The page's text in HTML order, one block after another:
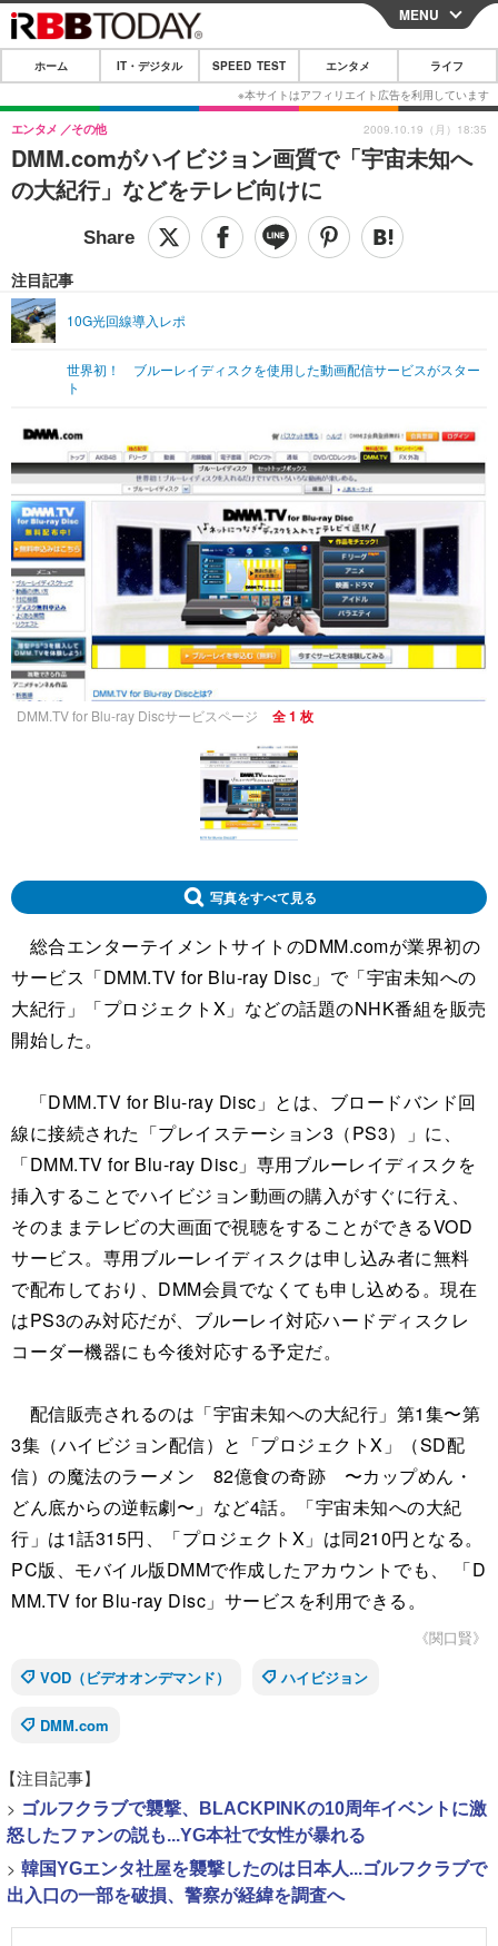
CLOSE
ホーム
IT・デジタル
IT・デジタルTOP スマートフォン
ネタ
ショッピング その他
SPEED TEST
エンタメTOP 映画・ドラマ
ショッピング その他
ライフTOP
リリース一覧
MENU
ホーム IT・デジタル SPEED TEST エンタメ ライフ
DMM.comがハイビジョン画質で「宇宙未知へ
の大紀行」などをテレビ向けに
エンタメ その他
注目記事
10G光回線導入レポ
世界初！ ブルーレイディスクを使用した動画配信サービスがスター
ト
2009.10.19（月）18:35
DMM.TV for Blu-ray Discサービスページ 全 1 枚
写真をすべて見る
総合エンターテイメントサイトのDMM.comが業界初の
サービス「DMM.TV for Blu-ray Disc」で「宇宙未知への
大紀行」「プロジェクトX」などの話題のNHK番組を販売
開始した。
「DMM.TV for Blu-ray Disc」とは、ブロードバンド回
線に接続された「プレイステーション3（PS3）」に、
「DMM.TV for Blu-ray Disc」専用ブルーレイディスクを
挿入することでハイビジョン動画の購入がすぐに行え、
そのままテレビの大画面で視聴をすることができるVOD
サービス。専用ブルーレイディスクは申し込み者に無料
で配布しており、DMM会員でなくても申し込める。現在
はPS3のみ対応だが、ブルーレイ対応ハードディスクレ
コーダー機器にも今後対応する予定だ。
配信販売されるのは「宇宙未知への大紀行」第1集〜第
3集（ハイビジョン配信）と「プロジェクトX」（SD配
信）の魔法のラーメン 82億食の奇跡 〜カップめん・
どん底からの逆転劇〜」など4話。「宇宙未知への大紀
行」は1話315円、「プロジェクトX」は同210円となる。
PC版、モバイル版DMMで作成したアカウントでも、 「D
MM.TV for Blu-ray Disc」サービスを利用できる。
《関口賢》
VOD（ビデオオンデマンド）
ハイビジョン
DMM.com
【注目記事】
> ゴルフクラブで襲撃、BLACKPINKの10周年イベントに激
怒したファンの説も...YG本社で女性が暴れる
> 韓国YGエンタ社屋を襲撃したのは日本人...ゴルフクラブで
出入口の一部を破損、警察が経緯を調査へ